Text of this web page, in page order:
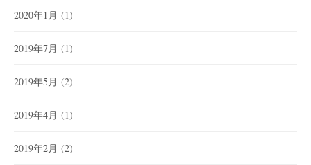
2020年1月 (1)
2019年7月 (1)
2019年5月 (2)
2019年4月 (1)
2019年2月 (2)